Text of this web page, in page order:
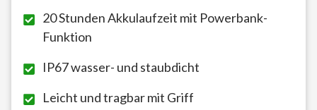
20 Stunden Akkulaufzeit mit Powerbank-
Funktion
IP67 wasser- und staubdicht
Leicht und tragbar mit Griff